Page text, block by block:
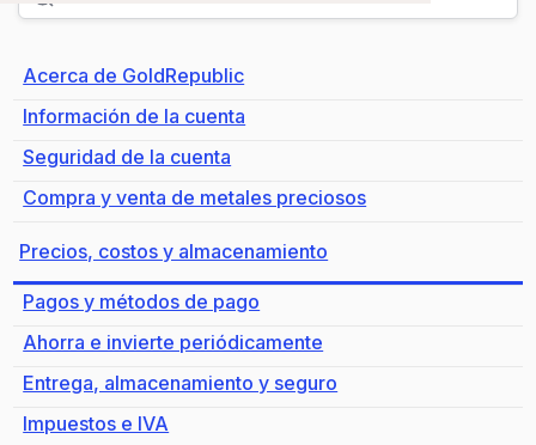
Acerca de GoldRepublic
Información de la cuenta
Seguridad de la cuenta
Compra y venta de metales preciosos
Precios, costos y almacenamiento
Pagos y métodos de pago
Ahorra e invierte periódicamente
Entrega, almacenamiento y seguro
Impuestos e IVA